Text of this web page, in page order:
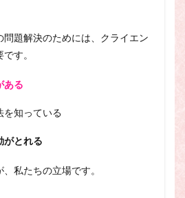
問題解決のためには、クライエン
す。
ある
を知っている
がとれる
私たちの立場です。